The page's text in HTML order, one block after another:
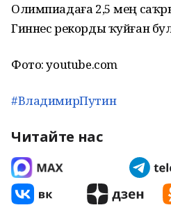
Олимпиадаға 2,5 мең
Гиннес рекорды ҡуйған
Фото: youtube.com
#ВладимирПутин
Читайте нас